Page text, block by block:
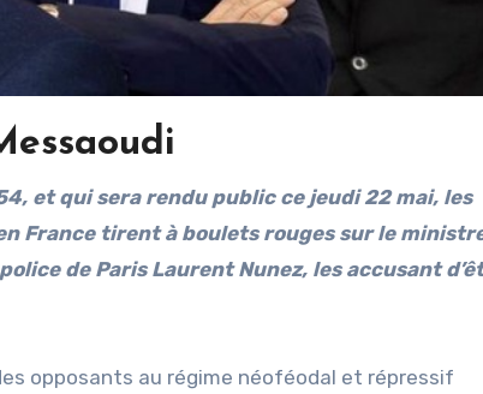
France tirent à boulets rouges sur le
de Paris Laurent Nunez, les accusant
opposants au régime néoféodal et répressif